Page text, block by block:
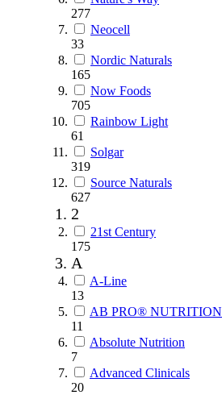
277
Neocell
33
Nordic Naturals
165
Now Foods
705
Rainbow Light
61
Solgar
319
Source Naturals
627
2
21st Century
175
A
A-Line
13
AB PRO® NUTRITION
11
Absolute Nutrition
7
Advanced Clinicals
20